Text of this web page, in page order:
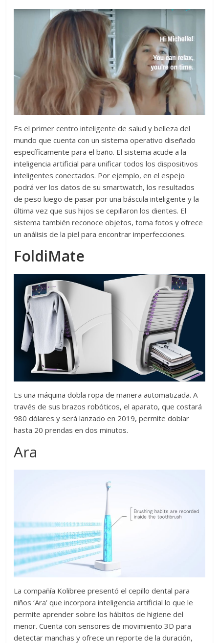
Es el primer centro inteligente de salud y belleza del
mundo que cuenta con un sistema operativo diseñado
específicamente para el baño. El sistema acude a la
inteligencia artificial para unificar todos los dispositivos
inteligentes conectados. Por ejemplo, en el espejo
podrá ver los datos de su smartwatch, los resultados
de peso luego de pasar por una báscula inteligente y la
última vez que sus hijos se cepillaron los dientes. El
sistema también reconoce objetos, toma fotos y ofrece
un análisis de la piel para encontrar imperfecciones.
FoldiMate
Es una máquina dobla ropa de manera automatizada. A
través de sus brazos robóticos, el aparato, que costará
980 dólares y será lanzado en 2019, permite doblar
hasta 20 prendas en dos minutos.
Ara
La compañía Kolibree presentó el cepillo dental para
niños ‘Ara’ que incorpora inteligencia artificial lo que le
permite aprender sobre los hábitos de higiene del
menor. Cuenta con sensores de movimiento 3D para
detectar manchas y ofrece un reporte de la duración,